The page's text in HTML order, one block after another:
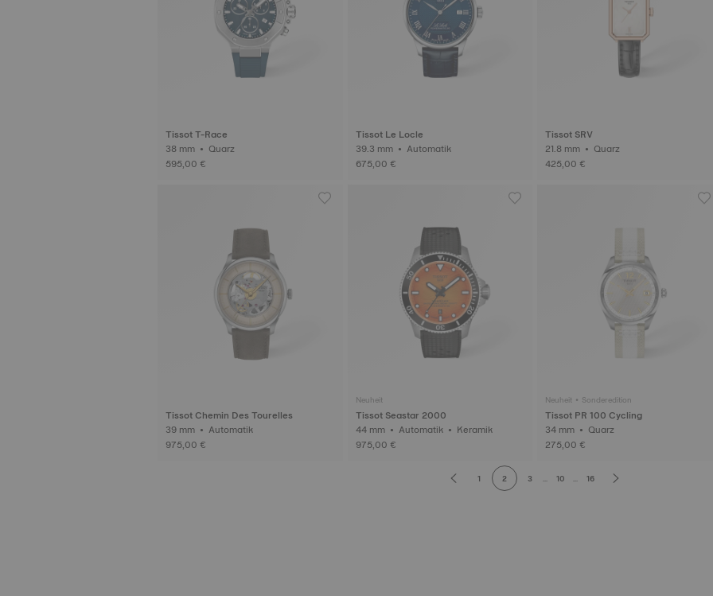
Tissot T-Race
38 mm • Quarz
595,00 €
Tissot Le Locle
39.3 mm • Automatik
675,00 €
Tissot SRV
21.8 mm • Quarz
425,00 €
Tissot Chemin Des Tourelles
39 mm • Automatik
975,00 €
Neuheit
Tissot Seastar 2000
44 mm • Automatik • Keramik
975,00 €
Neuheit • Sonderedition
Tissot PR 100 Cycling
34 mm • Quarz
275,00 €
1 2 3 ... 10 ... 16